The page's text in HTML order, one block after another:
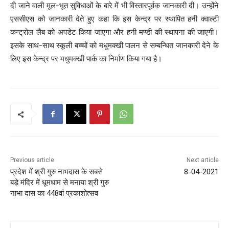
दी जाने वाली मूल-भूत सुविधाओं के बारे में भी विस्तारपूर्वक जानकारी दी। उन्होंने
एससीएस को जानकारी देते हुए कहा कि इस केन्द्र पर स्थापित हनी क्वाल्टी
कन्ट्रोल लैब को अपडेट किया जाएगा और हनी मण्डी की स्थापना की जाएगी।
इसके साथ-साथ स्कूली बच्चों को मधुमक्खी पालन से सम्बन्धित जानकारी देने के
लिए इस केन्द्र पर मधुमक्खी पार्क का निर्माण किया गया है।
Previous article
प्रदेश में श्री गुरु नाभदास के सबसे
बड़े मंदिर में धूमधाम से मनाया श्री गुरु
नाभा दास का 448वांं प्रकाशोत्सव
Next article
8-04-2021